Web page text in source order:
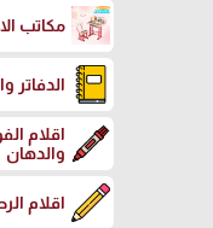
مكاتب
الدفاتر
اقلام
والدهان
اقلام